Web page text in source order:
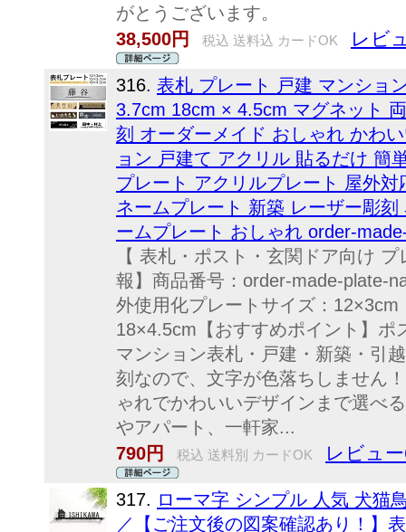
がとうございます。
38,500円
税込 送料込 カードOK レビ
316. 表札 プレート 戸建 マンショ
3.7cm 18cm × 4.5cm マグネット
刻 オーダーメイド おしゃれ かわ
ョン 戸建て アクリル 貼るだけ 簡
プレート アクリルプレート 屋外
ネームプレート 新築 レーザー彫
ームプレート おしゃれ order-
【 表札・ポスト・玄関ドア向け
報】商品番号：order-made-plate-
外使用化プレートサイズ：
18×4.5cm【おすすめポイント】ポ
マンション表札・戸建・新築・引
刻なので、文字が色落ちしません
ゃれでかわいいデザインまで選べ
やアパート、一軒家...
790円
税込 送料別 カードOK レビュ
317. ローマ字 シンプル 人気 犬猫
／【ご注文後の図案確認あり！】